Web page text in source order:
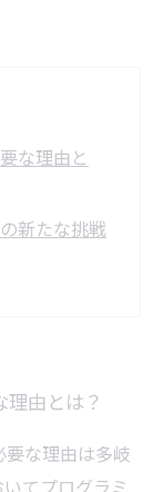
な理由と
新たな挑戦
するべきか
らす未来へ
由とは？
な理由は多岐
てプログラミ